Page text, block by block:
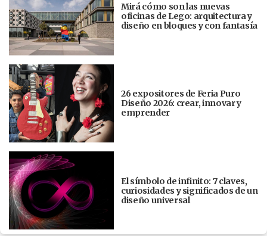
Mirá cómo son las nuevas
oficinas de Lego: arquitectura y
diseño en bloques y con fantasía
26 expositores de Feria Puro
Diseño 2026: crear, innovar y
emprender
El símbolo de infinito: 7 claves,
curiosidades y significados de un
diseño universal